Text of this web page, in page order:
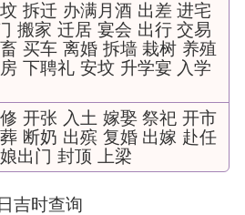
拆迁 办满月酒 出差 进宅
搬家 迁居 宴会 出行 交易
买车 离婚 拆墙 栽树 养殖
下聘礼 安坟 升学宴 入学
开张 入土 嫁娶 祭祀 开市
断奶 出殡 复婚 出嫁 赴任
出门 封顶 上梁
吉时查询